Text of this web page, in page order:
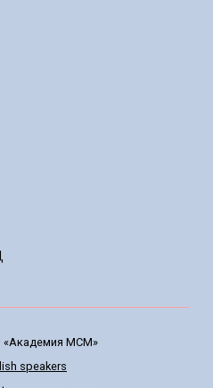
«Академия МСМ»
speakers